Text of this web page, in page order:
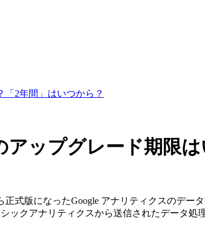
2年間」はいつから？
ップグレード期限
式版になったGoogle アナリティクスのデ
ックアナリティクスから送信されたデータ